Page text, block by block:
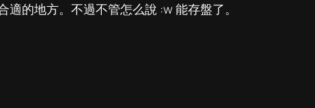
的地方。不過不管怎么說 :w 能存盤了。